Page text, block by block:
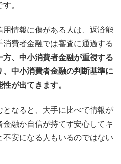
。
情報に傷がある人は、返済能
費者金融では審査に通過する
方、中小消費者金融が重視する
中小消費者金融の判断基準に
が出てきます。
となると、大手に比べて情報が
融か自信が持てず安心してキ
不安になる人もいるのではない